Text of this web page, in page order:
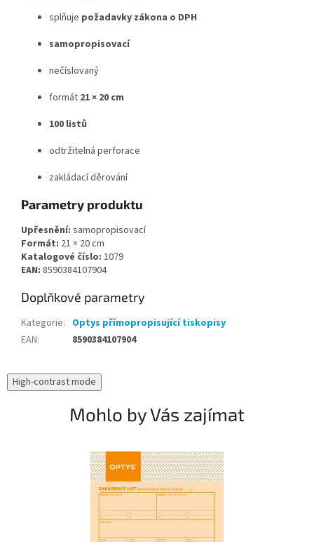
splňuje požadavky zákona o DPH
samopropisovací
nečíslovaný
formát 21 × 20 cm
100 listů
odtržitelná perforace
zakládací děrování
Parametry produktu
Upřesnění: samopropisovací
Formát: 21 × 20 cm
Katalogové číslo: 1079
EAN: 8590384107904
Doplňkové parametry
Kategorie: Optys přímopropisující tiskopisy
EAN: 8590384107904
High-contrast mode
Mohlo by Vás zajímat